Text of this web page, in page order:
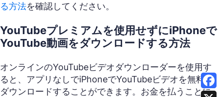
る方法を確認してください。
YouTubeプレミアムを使用せずにiPhoneで
YouTube動画をダウンロードする方法
オンラインのYouTubeビデオダウンローダーを使用す
ると、アプリなしでiPhoneでYouTubeビデオを無料で
ダウンロードすることができます。お金を払うことに